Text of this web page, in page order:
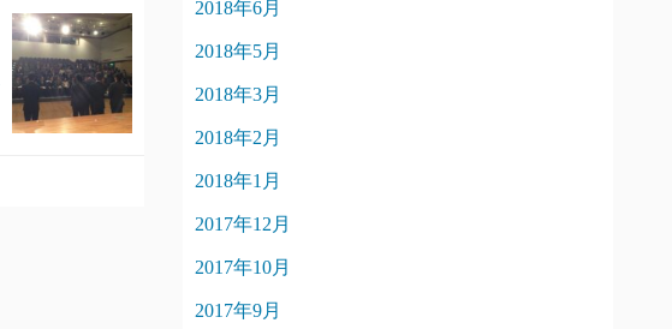
2018年6月
2018年5月
2018年3月
2018年2月
2018年1月
2017年12月
2017年10月
2017年9月